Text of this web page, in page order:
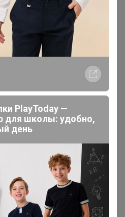
PlayToday —
для школы: удобно,
день